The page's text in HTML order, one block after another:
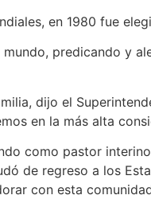
en 1980 fue
predicando y
dijo el
en la más alta
como pastor
de regreso a los
con esta